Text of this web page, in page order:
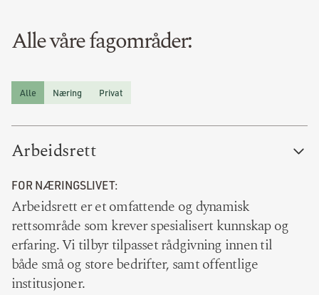
Alle våre fagområder:
Alle Næring Privat
Arbeidsrett
FOR NÆRINGSLIVET:
Arbeidsrett er et omfattende og dynamisk
rettsområde som krever spesialisert kunnskap og
erfaring. Vi tilbyr tilpasset rådgivning innen til
både små og store bedrifter, samt offentlige
institusjoner.